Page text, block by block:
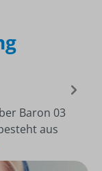
Baron 03
aus